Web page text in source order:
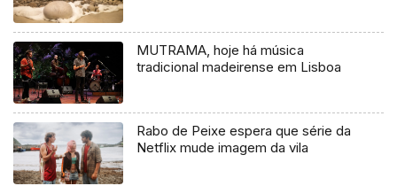
MUTRAMA, hoje há música
tradicional madeirense em Lisboa
Rabo de Peixe espera que série da
Netflix mude imagem da vila